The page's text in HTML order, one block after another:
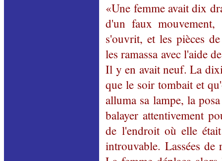
«Une femme avait dix
d'un faux
s'ouvrit, et les pièces
les ramassa avec l'aide
Il y en avait neuf. La
que le soir tombait et
alluma sa lampe, la
balayer attentivement
de l'endroit où elle
introuvable. Lassées de